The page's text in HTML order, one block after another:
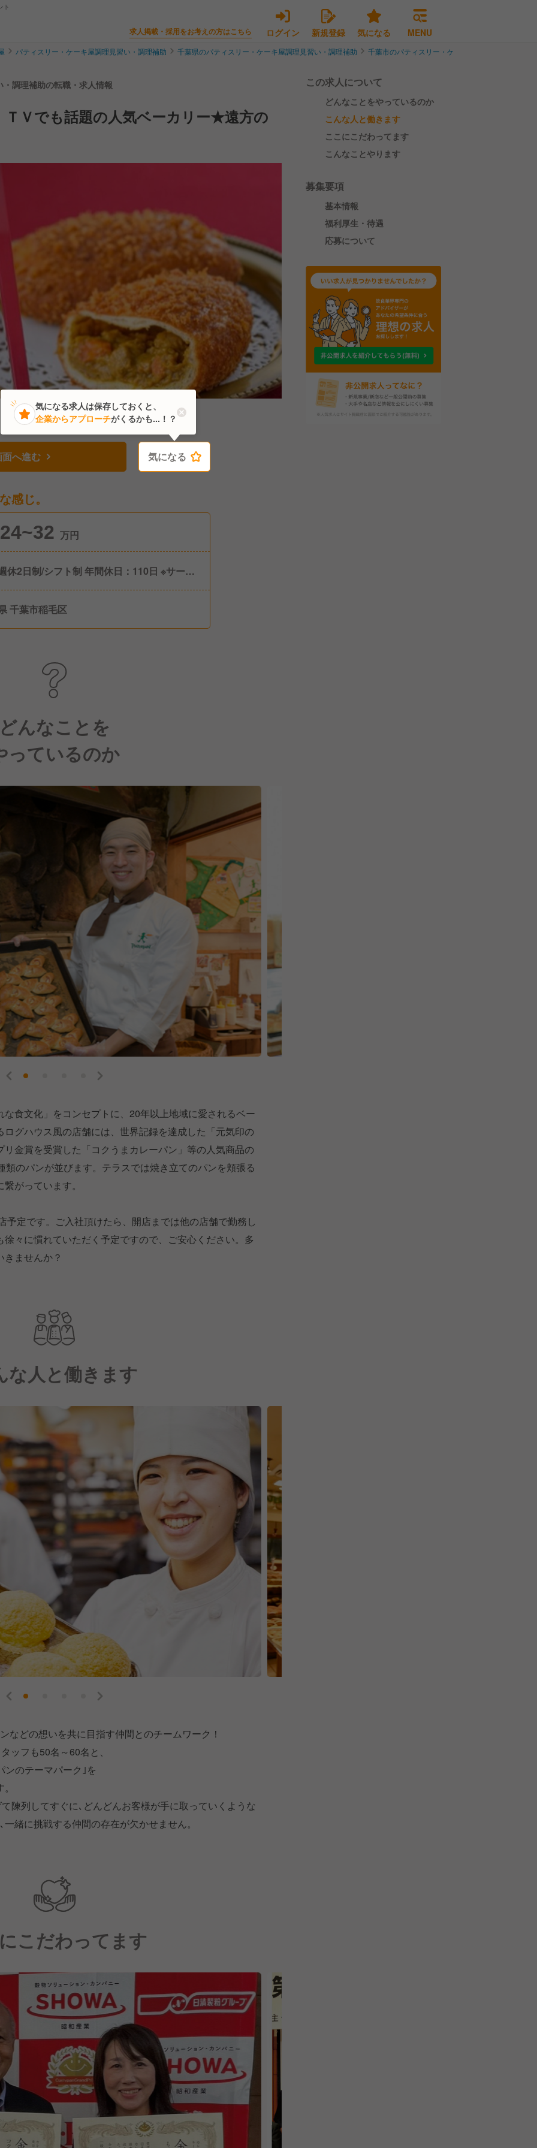
ト
求人掲載・採用をお考えの方はこちら ログイン 新規登録 気になる MENU
パティスリー・ケーキ屋調理見習い・調理補助 千葉県のパティスリー・ケーキ屋調理見習い・調理補助 千葉市のパティスリー・ケーキ屋調理見習い・調理
調理補助の転職・求人情報
Ｖでも話題の人気ベーカリー★遠方の
へ進む 気になる
感じ。
24~32 万円
休2日制/シフト制 年間休日：110日 ※サービ
暇、慶弔休暇、産前・産後休暇、育児休暇、
暇 備考：育児休業 、子の看護休暇等、路面
した。復帰後も、時短勤務等をしながら、培
ャリアを活かし活躍する女性が多数います。
千葉市稲毛区
んなことを
っているのか
食文化」をコンセプトに、20年以上地域に愛されるベー
グハウス風の店舗には、世界記録を達成した「元気印の
金賞を受賞した「コクうまカレーパン」等の人気商品の
のパンが並びます。テラスでは焼き立てのパンを頬張る
がっています。
予定です。ご入社頂けたら、開店までは他の店舗で勤務し
々に慣れていただく予定ですので、ご安心ください。多
ませんか？
な人と働きます
などの想いを共に目指す仲間とのチームワーク！
ッフも50名～60名と、
ンのテーマパーク｣を
陳列してすぐに､どんどんお客様が手に取っていくような
緒に挑戦する仲間の存在が欠かせません。
こだわってます
この求人について
どんなことをやっているのか
こんな人と働きます
ここにこだわってます
こんなことやります
募集要項
基本情報
福利厚生・待遇
応募について
気になる
気になる求人は保存しておくと、
企業からアプローチがくるかも...！？